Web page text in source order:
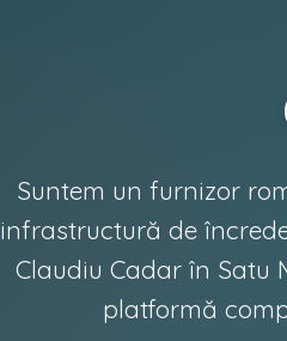
Suntem un furnizor
infrastructură de
Claudiu Cadar în Satu
platformă